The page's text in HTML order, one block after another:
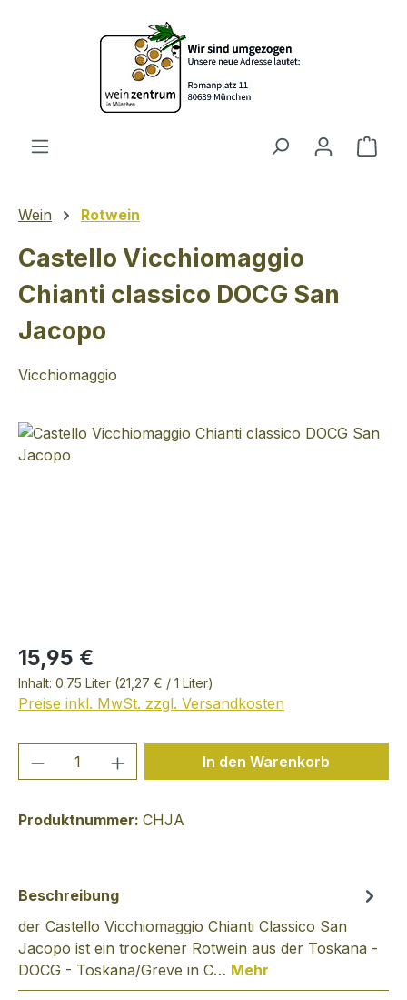
Zum Hauptinhalt springen
Wein Rotwein
Castello Vicchiomaggio
Chianti classico DOCG San
Jacopo
Vicchiomaggio
Bildergalerie überspringen
15,95 €
Inhalt: 0.75 Liter (21,27 € / 1 Liter)
Preise inkl. MwSt. zzgl. Versandkosten
Produkt Anzahl: Gib denIn den Warenkorb
Produktnummer: CHJA
Beschreibung
der Castello Vicchiomaggio Chianti Classico San
Jacopo ist ein trockener Rotwein aus der Toskana -
DOCG - Toskana/Greve in C… Mehr